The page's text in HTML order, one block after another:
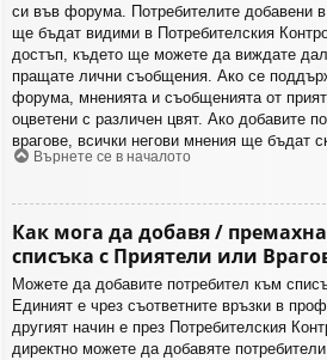
си във форума. Потребителите добавени
ще бъдат видими в Потребителския
достъп, където ще можете да виждате
пращате лични съобщения. Ако се
форума, мненията и съобщенията от
оцветени с различен цвят. Ако добавите
врагове, всички негови мнения ще бъдат
Върнете се в началото
Как мога да добавя /
списъка с Приятели или
Можете да добавите потребител към
Единият е чрез съответните връзки в
другият начин е през Потребителския
директно можете да добавяте